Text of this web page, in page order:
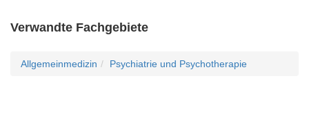
Verwandte Fachgebiete
Allgemeinmedizin Psychiatrie und Psychotherapie